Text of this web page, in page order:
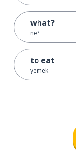
what?
ne?
to eat
yemek